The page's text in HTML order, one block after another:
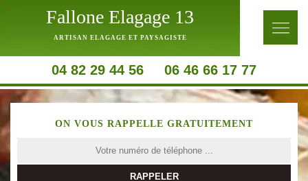
Fallone Elagage 13
ARTISAN ELAGAGE ET PAYSAGISTE
04 82 29 44 56 06 46 66 17 77
ON VOUS RAPPELLE GRATUITEMENT